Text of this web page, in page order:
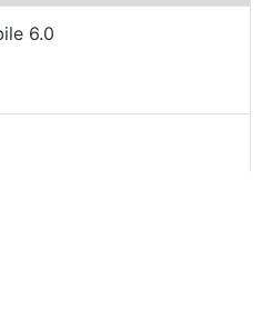
ETEN glofiish X500+ 與
設計，一樣均擁有 2.8 吋 6
X500+ 更換了 X500 採
業平台 WM6.0。除此之
最新薄型鋰電池優異持久
6.0